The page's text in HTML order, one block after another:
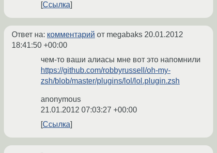
Ссылка
Ответ на: комментарий от megabaks 20.01.2012
18:41:50 +00:00
чем-то ваши алиасы мне вот это напомнили
https://github.com/robbyrussell/oh-my-
zsh/blob/master/plugins/lol/lol.plugin.zsh
anonymous
21.01.2012 07:03:27 +00:00
Ссылка